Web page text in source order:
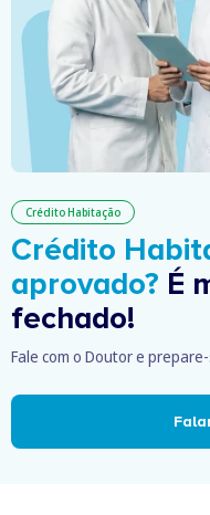
Crédito Habitação
Crédito
aprovado? É
fechado!
Fale com o Doutor e